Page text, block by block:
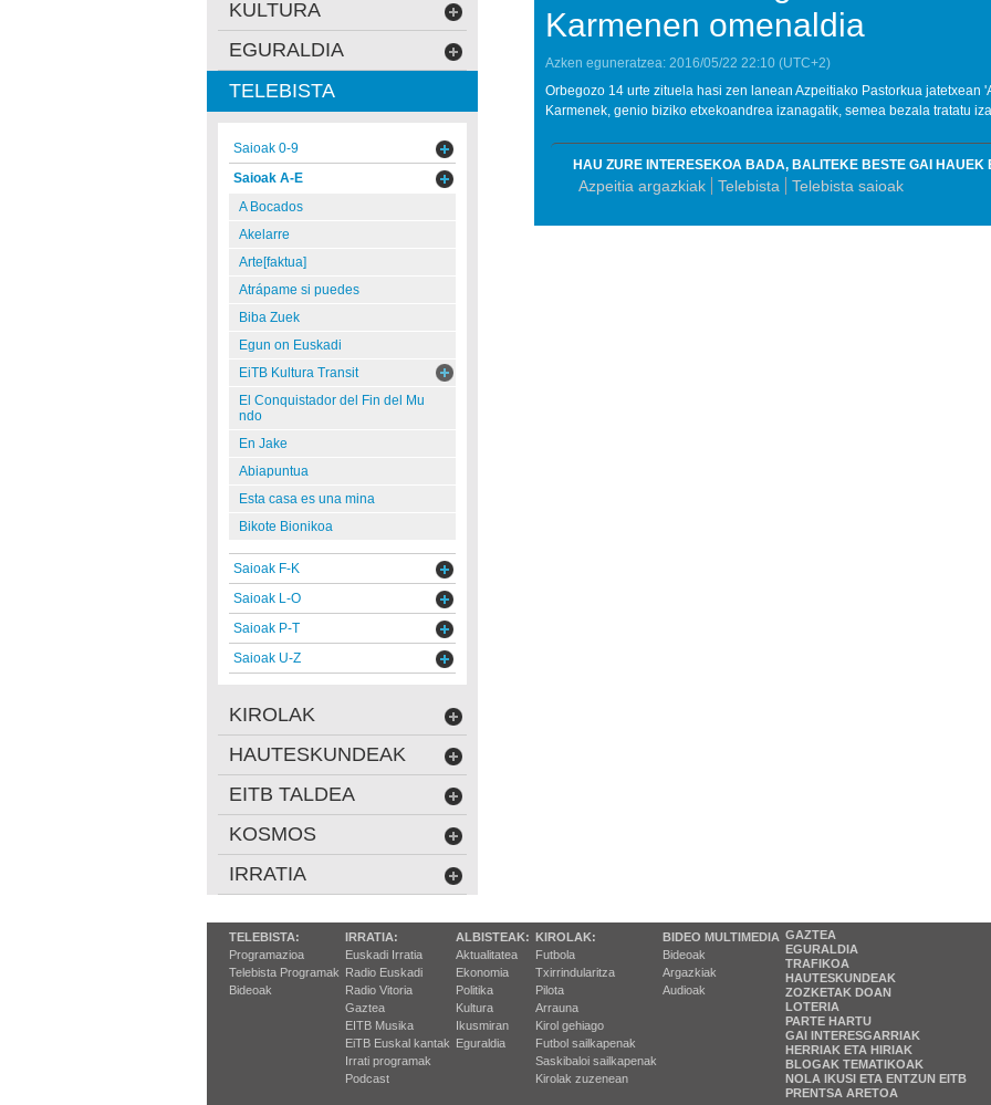
Karmenen omenaldia
Azken eguneratzea: 2016/05/22 22:10 (UTC+2)
Orbegozo 14 urte zituela hasi zen lanean Azpeitiako Pastorkua jatetxean
Karmenek, genio biziko etxekoandrea izanagatik, semea bezala tratatu
HAU ZURE INTERESEKOA BADA, BALITEKE BESTE GAI HAUEK
Azpeitia argazkiak Telebista Telebista saioak
KULTURA
EGURALDIA
TELEBISTA
Saioak 0-9
Saioak A-E
A Bocados
Akelarre
Arte[faktua]
Atrápame si puedes
Biba Zuek
Egun on Euskadi
EiTB Kultura Transit
El Conquistador del Fin del Mu
ndo
En Jake
Abiapuntua
Esta casa es una mina
Bikote Bionikoa
Saioak F-K
Saioak L-O
Saioak P-T
Saioak U-Z
KIROLAK
HAUTESKUNDEAK
EITB TALDEA
KOSMOS
IRRATIA
TELEBISTA:
Programazioa
Telebista Programak
Bideoak
IRRATIA:
Euskadi Irratia
Radio Euskadi
Radio Vitoria
Gaztea
EITB Musika
EiTB Euskal kantak
Irrati programak
Podcast
ALBISTEAK:
Aktualitatea
Ekonomia
Politika
Kultura
Ikusmiran
Eguraldia
KIROLAK:
Futbola
Txirrindularitza
Pilota
Arrauna
Kirol gehiago
Futbol sailkapenak
Saskibaloi sailkapenak
Kirolak zuzenean
BIDEO MULTIMEDIA
Bideoak
Argazkiak
Audioak
GAZTEA
EGURALDIA
TRAFIKOA
HAUTESKUNDEAK
ZOZKETAK DOAN
LOTERIA
PARTE HARTU
GAI INTERESGARRIAK
HERRIAK ETA HIRIAK
BLOGAK TEMATIKOAK
NOLA IKUSI ETA ENTZUN EITB
PRENTSA ARETOA